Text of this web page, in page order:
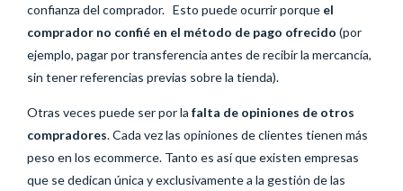
confianza del comprador. Esto puede ocurrir porque el
comprador no confié en el método de pago ofrecido (por
ejemplo, pagar por transferencia antes de recibir la mercancía,
sin tener referencias previas sobre la tienda).
Otras veces puede ser por la falta de opiniones de otros
compradores. Cada vez las opiniones de clientes tienen más
peso en los ecommerce. Tanto es así que existen empresas
que se dedican única y exclusivamente a la gestión de las